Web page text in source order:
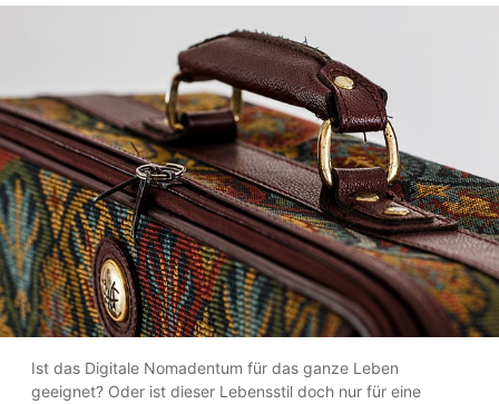
Ist das Digitale Nomadentum für das ganze Leben
geeignet? Oder ist dieser Lebensstil doch nur für eine